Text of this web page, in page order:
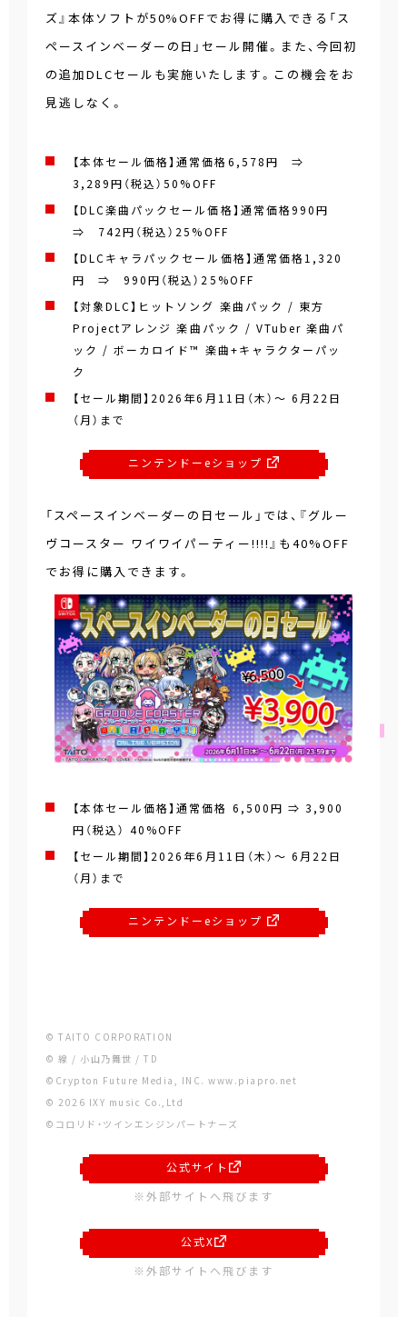
ズ』本体ソフトが50%OFFでお得に購入できる「ス
ペースインベーダーの日」セール開催。また、今回初
の追加DLCセールも実施いたします。この機会をお
見逃しなく。
【本体セール価格】通常価格6,578円 ⇒
3,289円（税込）50%OFF
【DLC楽曲パックセール価格】通常価格990円
⇒ 742円（税込）25%OFF
【DLCキャラパックセール価格】通常価格1,320
円 ⇒ 990円（税込）25%OFF
【対象DLC】ヒットソング 楽曲パック / 東方
Projectアレンジ 楽曲パック / VTuber 楽曲パ
ック / ボーカロイド™ 楽曲+キャラクターパッ
ク
【セール期間】2026年6月11日（木）～ 6月22日
（月）まで
ニンテンドーeショップ
「スペースインベーダーの日セール」では、『グルー
ヴコースター ワイワイパーティー!!!!』も40%OFF
でお得に購入できます。
【本体セール価格】通常価格 6,500円 ⇒ 3,900
円（税込）40%OFF
【セール期間】2026年6月11日（木）～ 6月22日
（月）まで
ニンテンドーeショップ
© TAITO CORPORATION
© 線 / 小山乃舞世 / TD
©Crypton Future Media, INC. www.piapro.net
© 2026 IXY music Co.,Ltd
©コロリド・ツインエンジンパートナーズ
公式サイト
※外部サイトへ飛びます
公式X
※外部サイトへ飛びます